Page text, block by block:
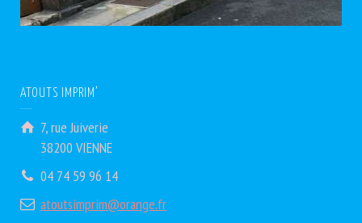
ATOUTS IMPRIM’
7, rue Juiverie
38200 VIENNE
04 74 59 96 14
atoutsimprim@orange.fr